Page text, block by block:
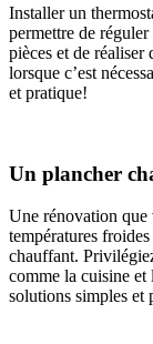
Installer un
permettre de
pièces et de réaliser
lorsque c’est
et pratique!
Un plancher
Une rénovation que
températures
chauffant.
comme la cuisine et
solutions simples et